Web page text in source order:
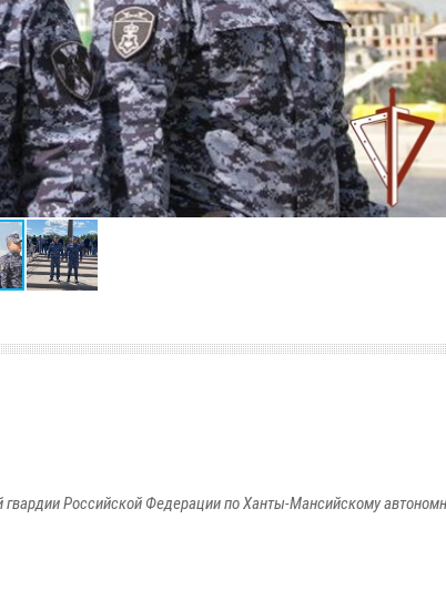
Российской Федерации по Ханты-Мансийскому